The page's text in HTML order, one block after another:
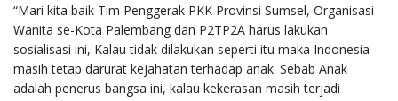
“Mari kita baik Tim Penggerak PKK Provinsi Sumsel, Organisasi
Wanita se-Kota Palembang dan P2TP2A harus lakukan
sosialisasi ini, Kalau tidak dilakukan seperti itu maka Indonesia
masih tetap darurat kejahatan terhadap anak. Sebab Anak
adalah penerus bangsa ini, kalau kekerasan masih terjadi